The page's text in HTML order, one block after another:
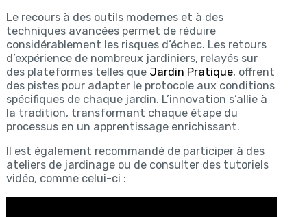
Le recours à des outils modernes et à des
techniques avancées permet de réduire
considérablement les risques d’échec. Les retours
d’expérience de nombreux jardiniers, relayés sur
des plateformes telles que Jardin Pratique, offrent
des pistes pour adapter le protocole aux conditions
spécifiques de chaque jardin. L’innovation s’allie à
la tradition, transformant chaque étape du
processus en un apprentissage enrichissant.
Il est également recommandé de participer à des
ateliers de jardinage ou de consulter des tutoriels
vidéo, comme celui-ci :